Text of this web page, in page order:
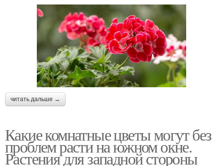
читать дальше →
Какие комнатные цветы могут без
проблем расти на южном окне.
Растения для западной стороны